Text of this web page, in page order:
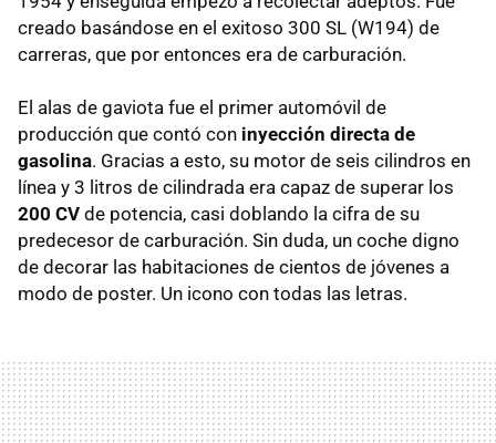
creado basándose en el exitoso 300 SL (W194) de
carreras, que por entonces era de carburación.
El alas de gaviota fue el primer automóvil de
producción que contó con inyección directa de
gasolina. Gracias a esto, su motor de seis cilindros en
línea y 3 litros de cilindrada era capaz de superar los
200 CV de potencia, casi doblando la cifra de su
predecesor de carburación. Sin duda, un coche digno
de decorar las habitaciones de cientos de jóvenes a
modo de poster. Un icono con todas las letras.